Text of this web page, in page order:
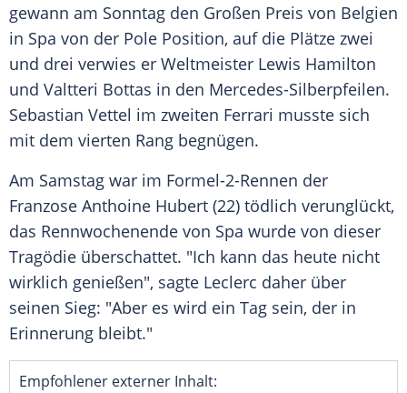
gewann am Sonntag den Großen Preis von Belgien
in Spa von der Pole Position, auf die Plätze zwei
und drei verwies er Weltmeister Lewis Hamilton
und Valtteri Bottas in den Mercedes-Silberpfeilen.
Sebastian Vettel im zweiten Ferrari musste sich
mit dem vierten Rang begnügen.
Am Samstag war im Formel-2-Rennen der
Franzose Anthoine Hubert (22) tödlich verunglückt,
das Rennwochenende von Spa wurde von dieser
Tragödie überschattet. "Ich kann das heute nicht
wirklich genießen", sagte Leclerc daher über
seinen Sieg: "Aber es wird ein Tag sein, der in
Erinnerung bleibt."
Empfohlener externer Inhalt: